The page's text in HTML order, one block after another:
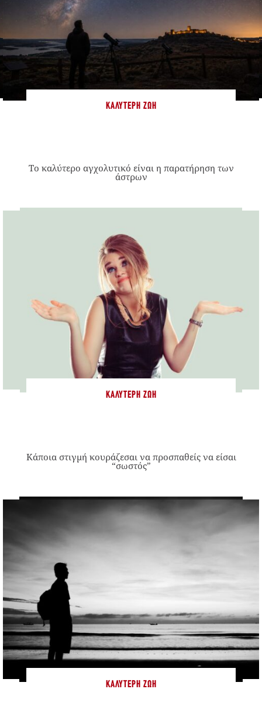
ΚΑΛΎΤΕΡΗ ΖΩΉ
Το καλύτερο αγχολυτικό είναι η παρατήρηση των
άστρων
ΚΑΛΎΤΕΡΗ ΖΩΉ
Κάποια στιγμή κουράζεσαι να προσπαθείς να είσαι
“σωστός”
ΚΑΛΎΤΕΡΗ ΖΩΉ